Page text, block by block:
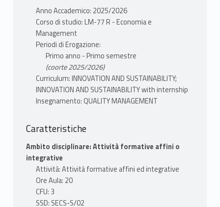
Anno Accademico: 2025/2026
Corso di studio: LM-77 R - Economia e
Management
Periodi di Erogazione:
Primo anno - Primo semestre
(coorte 2025/2026)
Curriculum: INNOVATION AND SUSTAINABILITY;
INNOVATION AND SUSTAINABILITY with internship
Insegnamento: QUALITY MANAGEMENT
Caratteristiche
Ambito disciplinare: Attività formative affini o
integrative
Attività: Attività formative affini ed integrative
Ore Aula: 20
CFU: 3
SSD: SECS-S/02